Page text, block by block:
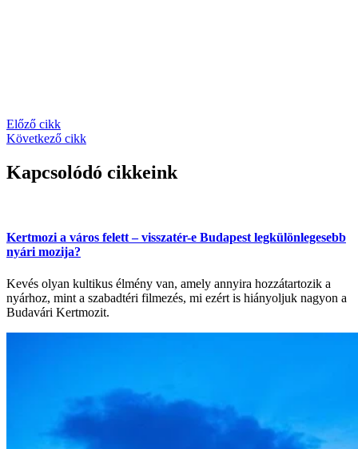
Előző cikk
Következő cikk
Kapcsolódó cikkeink
Kertmozi a város felett – visszatér-e Budapest legkülönlegesebb
nyári mozija?
Kevés olyan kultikus élmény van, amely annyira hozzátartozik a
nyárhoz, mint a szabadtéri filmezés, mi ezért is hiányoljuk nagyon a
Budavári Kertmozit.